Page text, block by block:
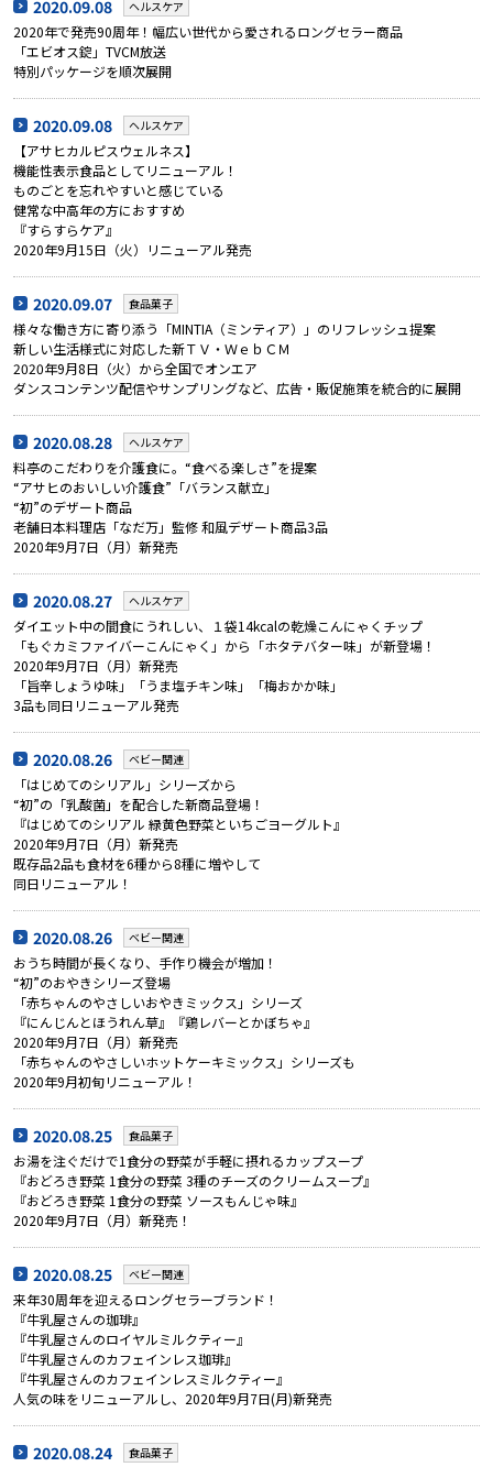
2020.09.08 ヘルスケア
2020年で発売90周年！幅広い世代から愛されるロングセラー商品
「エビオス錠」TVCM放送
特別パッケージを順次展開
2020.09.08 ヘルスケア
【アサヒカルピスウェルネス】
機能性表示食品としてリニューアル！
ものごとを忘れやすいと感じている
健常な中高年の方におすすめ
『すらすらケア』
2020年9月15日（火）リニューアル発売
2020.09.07 食品菓子
様々な働き方に寄り添う「MINTIA（ミンティア）」のリフレッシュ提案
新しい生活様式に対応した新ＴＶ・ＷｅｂＣＭ
2020年9月8日（火）から全国でオンエア
ダンスコンテンツ配信やサンプリングなど、広告・販促施策を統合的に展開
2020.08.28 ヘルスケア
料亭のこだわりを介護食に。“食べる楽しさ”を提案
“アサヒのおいしい介護食”「バランス献立」
“初”のデザート商品
老舗日本料理店「なだ万」監修 和風デザート商品3品
2020年9月7日（月）新発売
2020.08.27 ヘルスケア
ダイエット中の間食にうれしい、１袋14kcalの乾燥こんにゃくチップ
「もぐカミファイバーこんにゃく」から「ホタテバター味」が新登場！
2020年9月7日（月）新発売
「旨辛しょうゆ味」「うま塩チキン味」「梅おかか味」
3品も同日リニューアル発売
2020.08.26 ベビー関連
「はじめてのシリアル」シリーズから
“初”の「乳酸菌」を配合した新商品登場！
『はじめてのシリアル 緑黄色野菜といちごヨーグルト』
2020年9月7日（月）新発売
既存品2品も食材を6種から8種に増やして
同日リニューアル！
2020.08.26 ベビー関連
おうち時間が長くなり、手作り機会が増加！
“初”のおやきシリーズ登場
「赤ちゃんのやさしいおやきミックス」シリーズ
『にんじんとほうれん草』『鶏レバーとかぼちゃ』
2020年9月7日（月）新発売
「赤ちゃんのやさしいホットケーキミックス」シリーズも
2020年9月初旬リニューアル！
2020.08.25 食品菓子
お湯を注ぐだけで1食分の野菜が手軽に摂れるカップスープ
『おどろき野菜 1食分の野菜 3種のチーズのクリームスープ』
『おどろき野菜 1食分の野菜 ソースもんじゃ味』
2020年9月7日（月）新発売！
2020.08.25 ベビー関連
来年30周年を迎えるロングセラーブランド！
『牛乳屋さんの珈琲』
『牛乳屋さんのロイヤルミルクティー』
『牛乳屋さんのカフェインレス珈琲』
『牛乳屋さんのカフェインレスミルクティー』
人気の味をリニューアルし、2020年9月7日(月)新発売
2020.08.24 食品菓子